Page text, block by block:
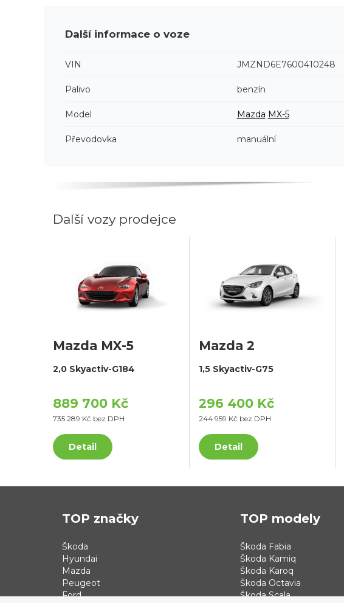
Další informace o voze
VIN JMZND6E7600410248
Palivo benzín
Model Mazda MX-5
Převodovka manuální
Další vozy prodejce
Mazda MX-5
2,0 Skyactiv-G184
889 700 Kč
735 289 Kč bez DPH
Detail
Mazda 2
1,5 Skyactiv-G75
296 400 Kč
244 959 Kč bez DPH
Detail
TOP značky
Škoda
Hyundai
Mazda
Peugeot
Ford
TOP modely
Škoda Fabia
Škoda Kamiq
Škoda Karoq
Škoda Octavia
Škoda Scala